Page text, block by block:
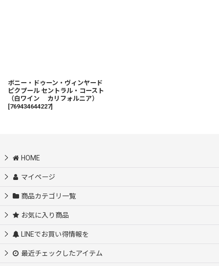
ボニー・ドゥーン・ヴィンヤード
ピクプール セントラル・コースト
（白ワイン カリフォルニア）
[769434644227]
HOME
マイページ
商品カテゴリ一覧
お気に入り商品
LINEでお買い得情報を
最近チェックしたアイテム